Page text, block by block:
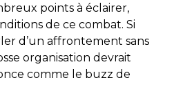
points à éclairer,
de ce combat. Si
d’un affrontement sans
organisation devrait
comme le buzz de